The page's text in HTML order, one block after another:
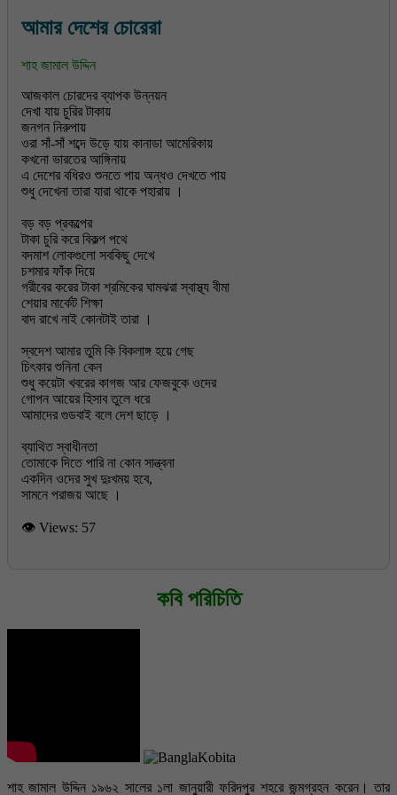
আমার দেশের চোরেরা
শাহ জামাল উদ্দিন
আজকাল চোরদের ব্যাপক উন্নয়ন
দেখা যায় চুরির টাকায়
জনগন নিরুপায়
ওরা সাঁ-সাঁ শব্দে উড়ে যায় কানাডা আমেরিকায়
কখনো ভারতের আঙ্গিনায়
এ দেশের বধিরও শুনতে পায় অন্ধও দেখতে পায়
শুধু দেখেনা তারা যারা থাকে পহারায় ।
বড় বড় প্রকল্পের
টাকা চুরি করে বিকল্প পথে
বদমাশ লোকগুলো সবকিছু দেখে
চশমার ফাঁক দিয়ে
গরীবের করের টাকা শ্রমিকের ঘামঝরা স্বাস্থ্য বীমা
শেয়ার মার্কেট শিক্ষা
বাদ রাখে নাই কোনটাই তারা ।
স্বদেশ আমার তুমি কি বিকলাঙ্গ হয়ে গেছ
চিৎকার শুনিনা কেন
শুধু কয়েটা খবরের কাগজ আর ফেজবুকে ওদের
গোপন আয়ের হিসাব তুলে ধরে
আমাদের গুডবাই বলে দেশ ছাড়ে ।
ব্যাথিত স্বাধীনতা
তোমাকে দিতে পারি না কোন সান্ত্বনা
একদিন ওদের সুখ দুঃখময় হবে,
👁 Views: 57
কবি পরিচিতি
শাহ জামাল উদ্দিন ১৯৬২ সালের ১লা জানুয়ারী ফরিদপুর শহরে জন্মগ্রহন করেন। তার